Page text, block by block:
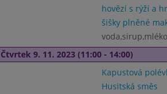
hovězí s rýží a
šišky plněné
voda,sirup,mléko
Čtvrtek 9. 11. 2023 (11:00 - 14:00)
Kapustová
Husitská směs